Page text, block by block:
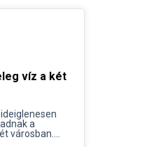
víz a két
a
városban....